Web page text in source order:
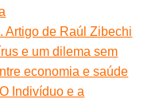
Artigo de Raúl Zibechi
e um dilema sem
economia e saúde
Indivíduo e a